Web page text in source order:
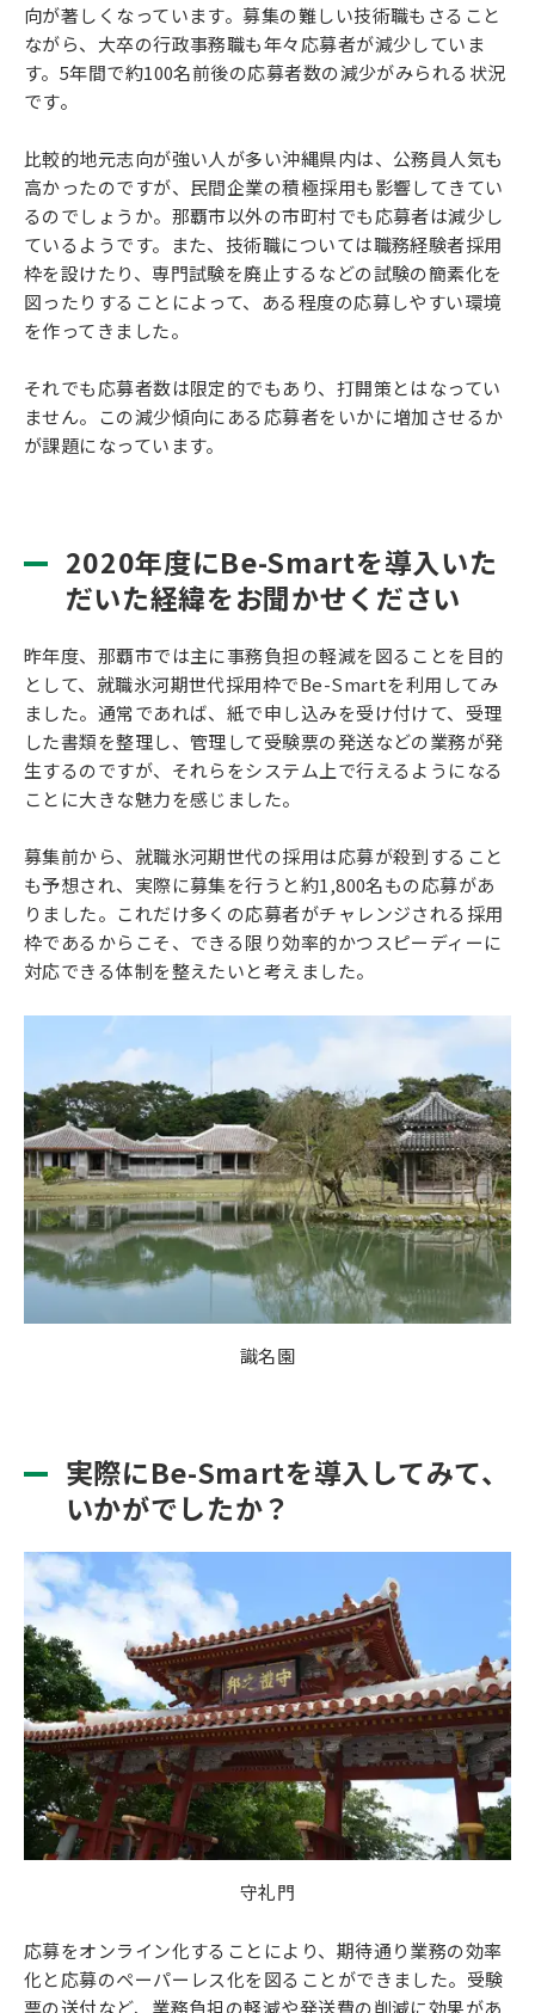
向が著しくなっています。募集の難しい技術職もさること
ながら、大卒の行政事務職も年々応募者が減少していま
す。5年間で約100名前後の応募者数の減少がみられる状況
です。
比較的地元志向が強い人が多い沖縄県内は、公務員人気も
高かったのですが、民間企業の積極採用も影響してきてい
るのでしょうか。那覇市以外の市町村でも応募者は減少し
ているようです。また、技術職については職務経験者採用
枠を設けたり、専門試験を廃止するなどの試験の簡素化を
図ったりすることによって、ある程度の応募しやすい環境
を作ってきました。
それでも応募者数は限定的でもあり、打開策とはなってい
ません。この減少傾向にある応募者をいかに増加させるか
が課題になっています。
2020年度にBe-Smartを導入いた
だいた経緯をお聞かせください
識名園
昨年度、那覇市では主に事務負担の軽減を図ることを目的
として、就職氷河期世代採用枠でBe-Smartを利用してみ
ました。通常であれば、紙で申し込みを受け付けて、受理
した書類を整理し、管理して受験票の発送などの業務が発
生するのですが、それらをシステム上で行えるようになる
ことに大きな魅力を感じました。
募集前から、就職氷河期世代の採用は応募が殺到すること
も予想され、実際に募集を行うと約1,800名もの応募があ
りました。これだけ多くの応募者がチャレンジされる採用
枠であるからこそ、できる限り効率的かつスピーディーに
対応できる体制を整えたいと考えました。
実際にBe-Smartを導入してみて、
いかがでしたか？
守礼門
応募をオンライン化することにより、期待通り業務の効率
化と応募のペーパーレス化を図ることができました。受験
票の送付など、業務負担の軽減や発送費の削減に効果があ